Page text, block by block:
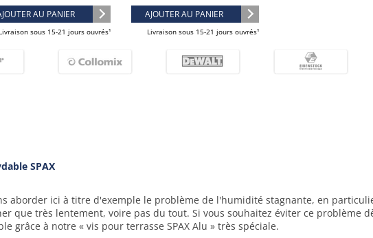
AU PANIER
Livraison sous 15-21 jours ouvrés¹
AJOUTER AU PANIER
Livraison sous 15-21 jours ouvrés¹
SPAX
aborder ici à titre d'exemple le problème de l'humidité stagnante, en
que très lentement, voire pas du tout. Si vous souhaitez éviter ce problème
grâce à notre « vis pour terrasse SPAX Alu » très spéciale.